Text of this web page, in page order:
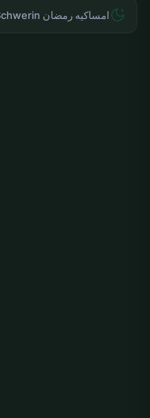
امساکیه رمضان Schwerin